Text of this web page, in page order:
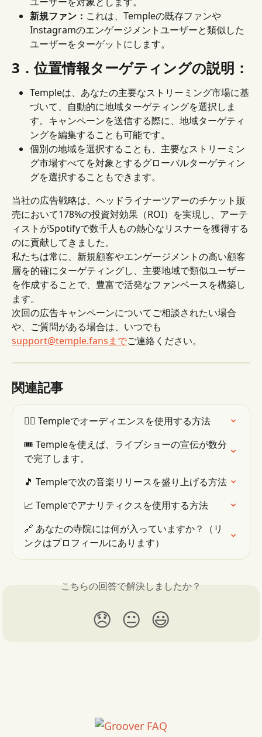
新規ファン： これは、Templeの既存ファンや
Instagramのエンゲージメントユーザーと類似した
ユーザーをターゲットにします。
3．位置情報ターゲティングの説明：
Templeは、あなたの主要なストリーミング市場に基
づいて、自動的に地域ターゲティングを選択しま
す。キャンペーンを送信する際に、地域ターゲティ
ングを編集することも可能です。
個別の地域を選択することも、主要なストリーミン
グ市場すべてを対象とするグローバルターゲティン
グを選択することもできます。
当社の広告戦略は、ヘッドライナーツアーのチケット販
売において178%の投資対効果（ROI）を実現し、アーテ
ィストがSpotifyで数千人もの熱心なリスナーを獲得する
のに貢献してきました。
私たちは常に、新規顧客やエンゲージメントの高い顧客
層を的確にターゲティングし、主要地域で類似ユーザー
を作成することで、豊富で活発なファンベースを構築し
ます。
次回の広告キャンペーンについてご相談されたい場合
や、ご質問がある場合は、いつでも
support@temple.fansまでご連絡ください。
関連記事
👯‍♂️ Templeでオーディエンスを使用する方法
🎟 Templeを使えば、ライブショーの宣伝が数分
で完了します。
🎵 Templeで次の音楽リリースを盛り上げる方法
📈 Templeでアナリティクスを使用する方法
🔗 あなたの寺院には何が入っていますか？（リ
ンクはプロフィールにあります）
こちらの回答で解決しましたか？
😞 😐 😃